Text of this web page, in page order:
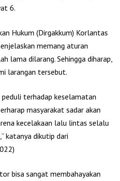
6.
Hukum (Dirgakkum) Korlantas
memang aturan
lama dilarang. Sehingga diharap,
larangan tersebut.
terhadap keselamatan
masyarakat sadar akan
kecelakaan lalu lintas selalu
katanya dikutip dari
bisa sangat membahayakan